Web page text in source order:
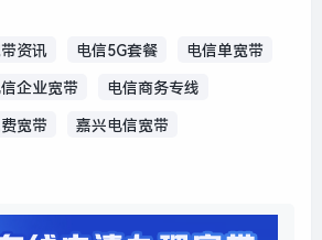
资讯 电信5G套餐 电信单宽带
企业宽带 电信商务专线
宽带 嘉兴电信宽带